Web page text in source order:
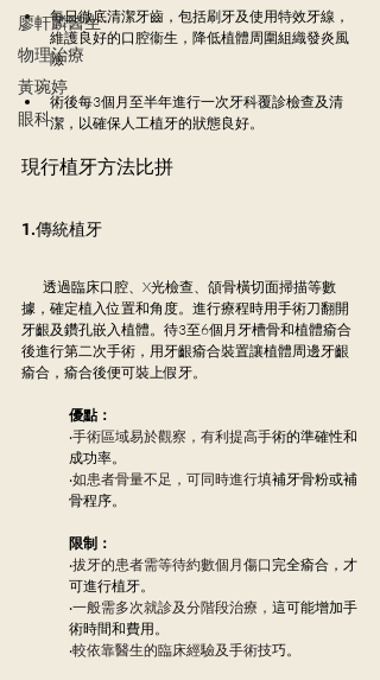
廖軒麟醫生
物理治療
黃琬婷
眼科
每日徹底清潔牙齒，包括刷牙及使用特效牙線，
維護良好的口腔衞生，降低植體周圍組織發炎風
險
術後每3個月至半年進行一次牙科覆診檢查及清
潔，以確保人工植牙的狀態良好。
現行植牙方法比拼
1.傳統植牙
透過臨床口腔、X光檢查、頜骨橫切面掃描等數
據，確定植入位置和角度。進行療程時用手術刀翻開
牙齦及鑽孔嵌入植體。待3至6個月牙槽骨和植體瘉合
後進行第二次手術，用牙齦瘉合裝置讓植體周邊牙齦
瘉合，瘉合後便可裝上假牙。
優點：
‧手術區域易於觀察，有利提高手術的準確性和
成功率。
‧如患者骨量不足，可同時進行填補牙骨粉或補
骨程序。
限制：
‧拔牙的患者需等待約數個月傷口完全瘉合，才
可進行植牙。
‧一般需多次就診及分階段治療， 這可能增加手
術時間和費用。
‧較依靠醫生的臨床經驗及手術技巧。